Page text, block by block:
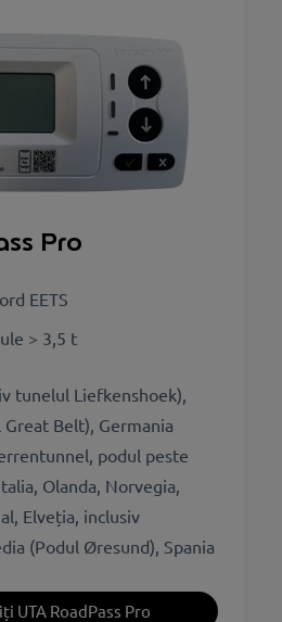
Pro
EETS
> 3,5 t
tunelul Liefkenshoek),
Great Belt), Germania
podul peste
Olanda, Norvegia,
Elveția, inclusiv
(Podul Øresund), Spania
UTA RoadPass Pro